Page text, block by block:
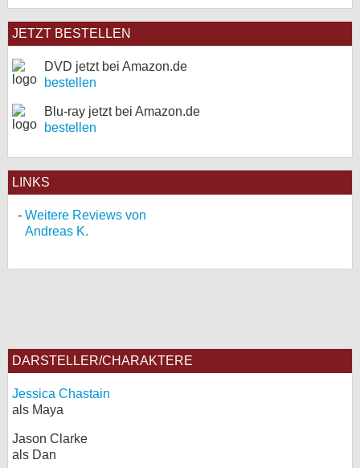
JETZT BESTELLEN
DVD jetzt bei Amazon.de
bestellen
Blu-ray jetzt bei Amazon.de
bestellen
LINKS
Weitere Reviews von
Andreas K.
DARSTELLER/CHARAKTERE
Jessica Chastain
als Maya
Jason Clarke
als Dan